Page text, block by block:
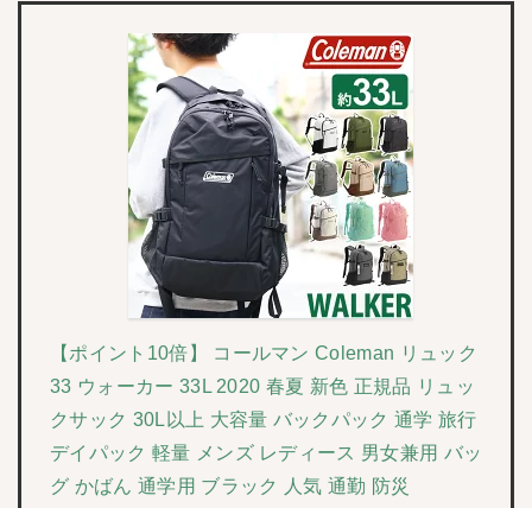
【ポイント10倍】 コールマン Coleman リュック
33 ウォーカー 33L 2020 春夏 新色 正規品 リュッ
クサック 30L以上 大容量 バックパック 通学 旅行
デイパック 軽量 メンズ レディース 男女兼用 バッ
グ かばん 通学用 ブラック 人気 通勤 防災